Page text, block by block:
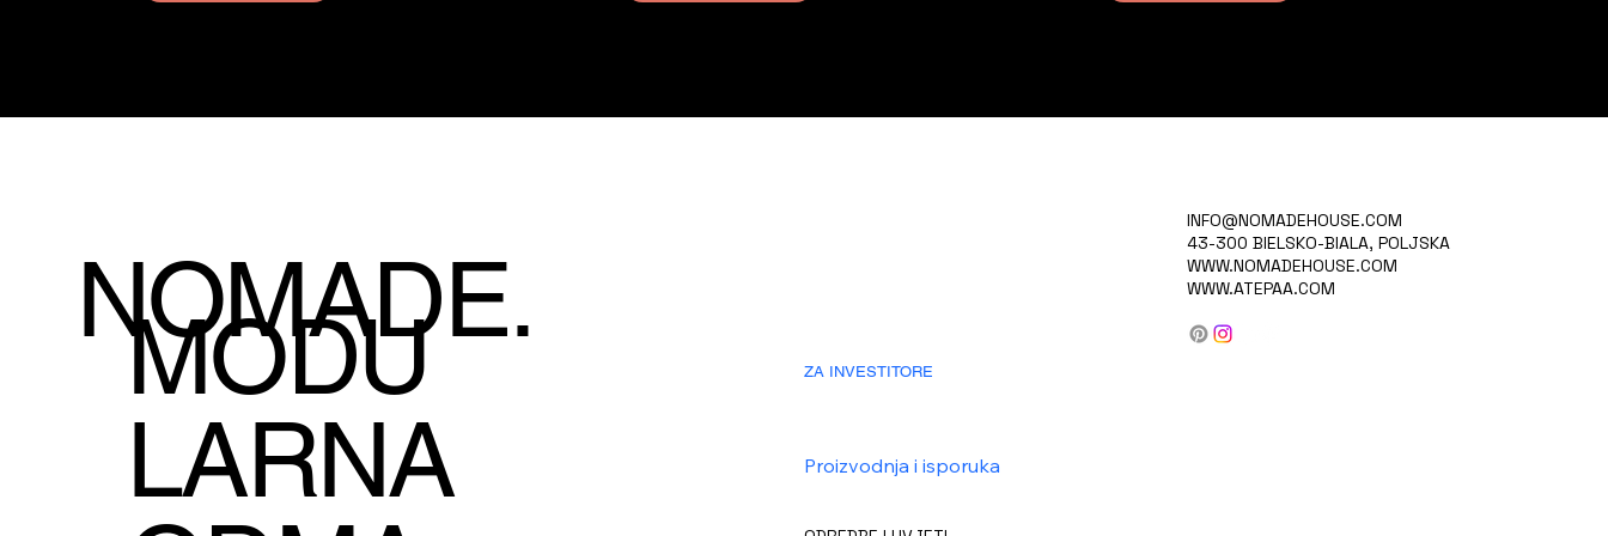
NOMADE.
MODU
LARNA
ZA INVESTITORE
Proizvodnja i isporuka
INFO@NOMADEHOUSE.COM
43-300 BIELSKO-BIALA, POLJSKA
WWW.NOMADEHOUSE.COM
WWW.ATEPAA.COM